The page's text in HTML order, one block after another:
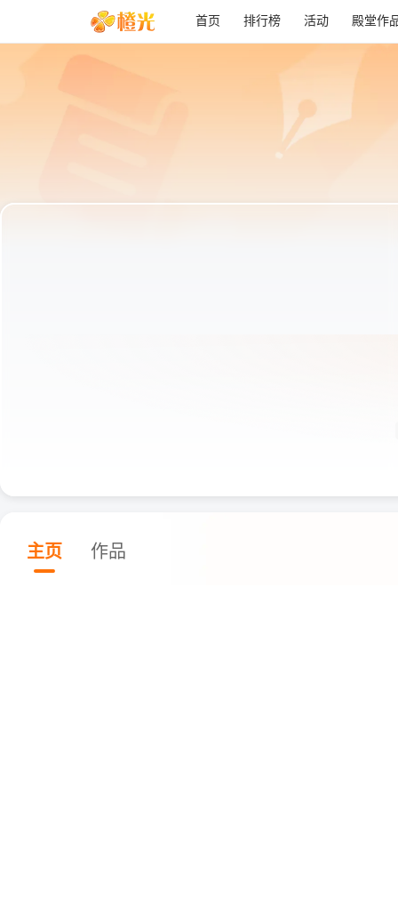
首页 排行榜 活动 殿堂作
主页 作品